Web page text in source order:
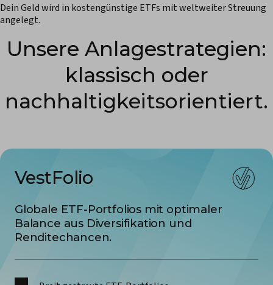
Dein Geld wird in kostengünstige ETFs mit weltweiter Streuung
angelegt.
Unsere Anlage­strategien:
klassisch oder
nachhaltigkeits­orientiert.
VestFolio
Globale ETF-Portfolios mit optimaler
Balance aus Diversifikation und
Renditechancen.